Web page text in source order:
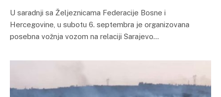
U saradnji sa Željeznicama Federacije Bosne i
Hercegovine, u subotu 6. septembra je organizovana
posebna vožnja vozom na relaciji Sarajevo…